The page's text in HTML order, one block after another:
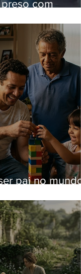
com
pai no mundo